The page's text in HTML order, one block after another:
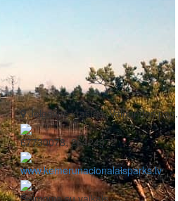
Jelgavos kraštas, Valgundes pag.
67730078, 26424972
www.kemerunacionalaisparks.lv